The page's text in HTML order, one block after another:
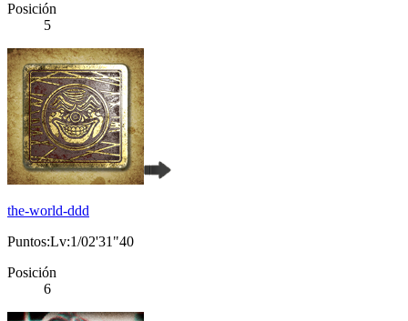
Posición
5
the-world-ddd
Puntos:Lv:1/02'31"40
Posición
6